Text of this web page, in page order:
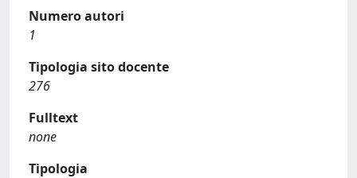
Numero autori
1
Tipologia sito docente
276
Fulltext
none
Tipologia